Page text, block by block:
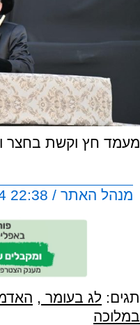
מעמד חץ וקשת בחצר
מנהל האתר / 22:38 27.05.24
תגים: לג בעומר ,
במלוכה